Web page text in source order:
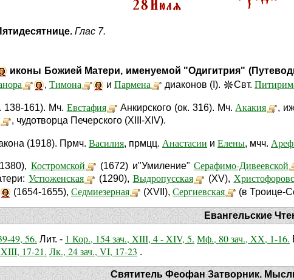
Глас 7.
иконы Божией Матери, именуемой "Одигитрия"
, Тимона и Пармена диаконов (I). Свт.
138-161). Мч. Евстафия Анкирского (ок. 316). Мч. Акакия ,
, чудотворца Печерского (XIII-XIV).
(1918). Прмч. Василия, прмцц. Анастасии и Елены, мчч.
Костромской (1672) и"Умиление" Серафимо-Дивеевской
Устюженская (1290), Выдропусская (XV),
(1654-1655), Седмиезерная (XVII), Сергиевская (в Троице-
Евангельские
49, 56. Лит. - 1 Кор., 154 зач., XIII, 4 - XIV, 5. Мф., 80 зач., XX, 1-16.
17-21. Лк., 24 зач., VI, 17-23 .
Святитель Феофан Затворник.